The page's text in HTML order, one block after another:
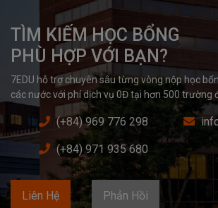
TÌM KIẾM HỌC BỔNG
PHÙ HỢP VỚI BẠN?
7EDU hỗ trợ chuyên sâu từng vòng nộp học
các nước với phí dịch vụ 0Đ tại hơn 500 trường
(+84) 969 776 298
(+84) 971 935 680
Liên Hệ Phản Hồi